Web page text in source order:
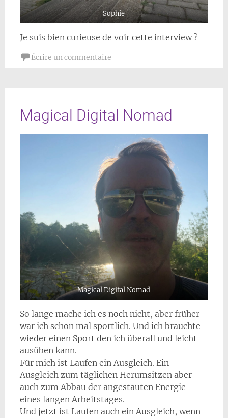
Sophie
Je suis bien curieuse de voir cette interview ?
Écrire un commentaire
Magical Digital Nomad
Magical Digital Nomad
So lange mache ich es noch nicht, aber früher
war ich schon mal sportlich. Und ich brauchte
wieder einen Sport den ich überall und leicht
ausüben kann.
Für mich ist Laufen ein Ausgleich. Ein
Ausgleich zum täglichen Herumsitzen aber
auch zum Abbau der angestauten Energie
eines langen Arbeitstages.
Und jetzt ist Laufen auch ein Ausgleich, wenn